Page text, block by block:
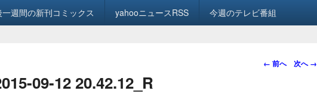
一週間の新刊コミックス yahooニュースRSS 今週のテレビ番組
画
← 前へ 次へ →
09-12 20.42.12_R